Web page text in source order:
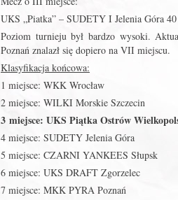
UKS „Piatka” – SUDETY I Jelenia Góra
Poziom turnieju był bardzo wysoki.
Poznań znalazł się dopiero na VII miejscu.
Klasyfikacja końcowa:
1 miejsce: WKK Wrocław
2 miejsce: WILKI Morskie Szczecin
3 miejsce: UKS Piątka Ostrów
4 miejsce: SUDETY Jelenia Góra
5 miejsce: CZARNI YANKEES Słupsk
6 miejsce: UKS DRAFT Zgorzelec
7 miejsce: MKK PYRA Poznań